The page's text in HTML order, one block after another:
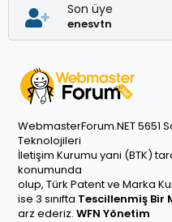
Son üye
enesvtn
WebmasterForum.NET 5651
Teknolojileri
İletişim Kurumu yani (BTK)
konumunda
olup, Türk Patent ve Marka
ise 3 sınıfta Tescillenmiş Bir
arz ederiz. WFN Yönetim